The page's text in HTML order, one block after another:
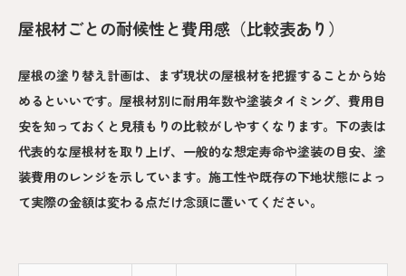
屋根材ごとの耐候性と費用感（比較表あり）
屋根の塗り替え計画は、まず現状の屋根材を把握することから始
めるといいです。屋根材別に耐用年数や塗装タイミング、費用目
安を知っておくと見積もりの比較がしやすくなります。下の表は
代表的な屋根材を取り上げ、一般的な想定寿命や塗装の目安、塗
装費用のレンジを示しています。施工性や既存の下地状態によっ
て実際の金額は変わる点だけ念頭に置いてください。